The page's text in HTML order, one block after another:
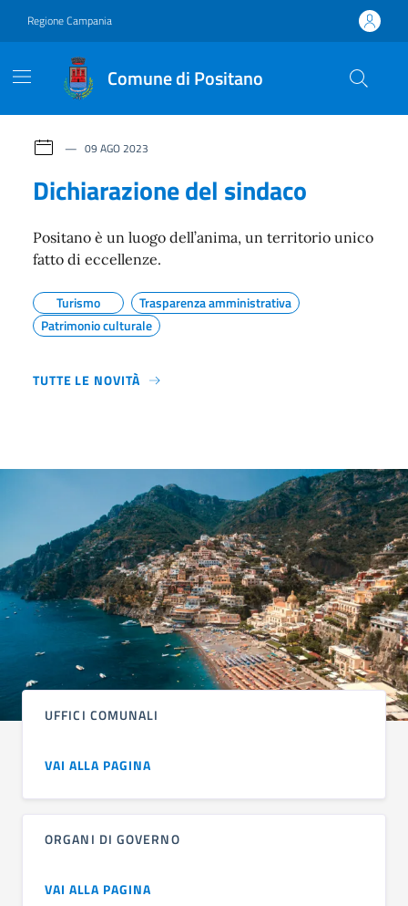
Regione Campania
Comune di Positano
Comune di Positano
Contenuti in evidenza
09 AGO 2023
Dichiarazione del sindaco
Positano è un luogo dell’anima, un territorio unico
fatto di eccellenze.
Turismo
Trasparenza amministrativa
Patrimonio culturale
TUTTE LE NOVITÀ
UFFICI COMUNALI
VAI ALLA PAGINA
ORGANI DI GOVERNO
VAI ALLA PAGINA